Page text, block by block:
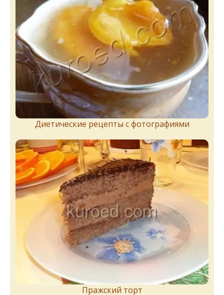
Диетические рецепты с фотографиями
Пражский торт